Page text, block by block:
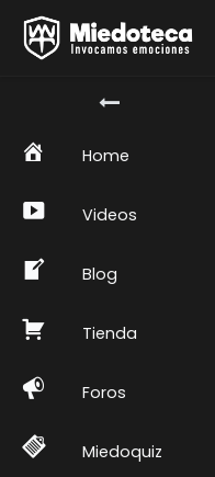
Home
Videos
Blog
Tienda
Foros
Miedoquiz